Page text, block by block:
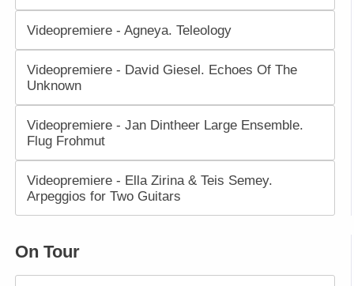
Videopremiere - Agneya. Teleology
Videopremiere - David Giesel. Echoes Of The
Unknown
Videopremiere - Jan Dintheer Large Ensemble.
Flug Frohmut
Videopremiere - Ella Zirina & Teis Semey.
Arpeggios for Two Guitars
On Tour